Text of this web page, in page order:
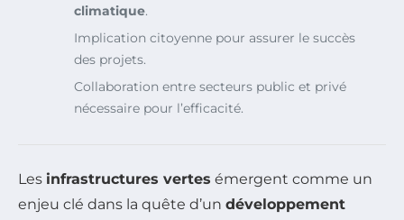
climatique.
Implication citoyenne pour assurer le succès
des projets.
Collaboration entre secteurs public et privé
nécessaire pour l’efficacité.
Les infrastructures vertes émergent comme un
enjeu clé dans la quête d’un développement